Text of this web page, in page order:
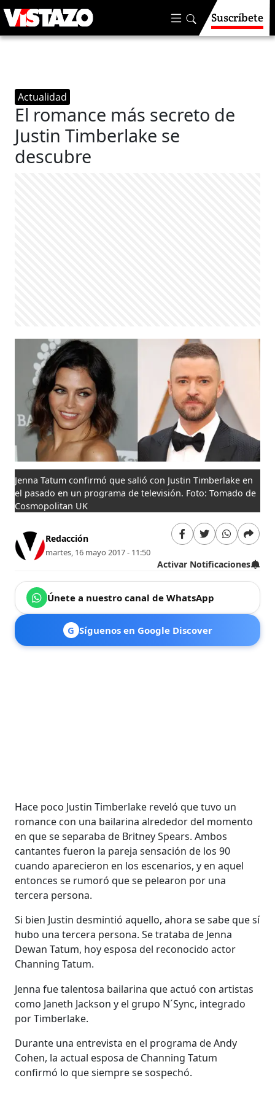
Suscríbete
Actualidad
El romance más secreto de
Justin Timberlake se
descubre
Jenna Tatum confirmó que salió con Justin Timberlake en
el pasado en un programa de televisión. Foto: Tomado de
Cosmopolitan UK
Redacción
martes, 16 mayo 2017 - 11:50
Activar Notificaciones
Únete a nuestro canal de WhatsApp
G Síguenos en Google Discover
Hace poco Justin Timberlake reveló que tuvo un
romance con una bailarina alrededor del momento
en que se separaba de Britney Spears. Ambos
cantantes fueron la pareja sensación de los 90
cuando aparecieron en los escenarios, y en aquel
entonces se rumoró que se pelearon por una
tercera persona.
Si bien Justin desmintió aquello, ahora se sabe que sí
hubo una tercera persona. Se trataba de Jenna
Dewan Tatum, hoy esposa del reconocido actor
Channing Tatum.
Jenna fue talentosa bailarina que actuó con artistas
como Janeth Jackson y el grupo N´Sync, integrado
por Timberlake.
Durante una entrevista en el programa de Andy
Cohen, la actual esposa de Channing Tatum
confirmó lo que siempre se sospechó.